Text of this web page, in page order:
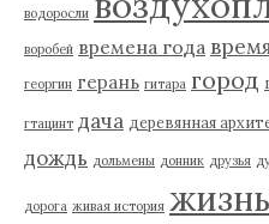
водоросли
воробей времена года
георгин герань гитара город
гтацинт дача деревянная
дождь дольмены донник друзья
дорога живая история жизнь